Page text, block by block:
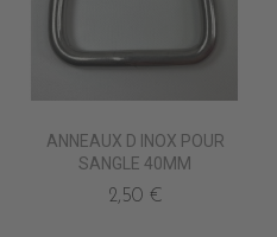
ANNEAUX D INOX POUR
SANGLE 40MM
2,50 €